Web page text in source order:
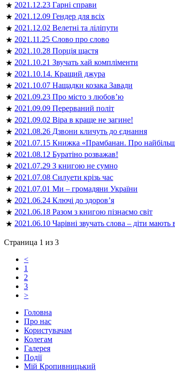
★ 2021.12.23 Гарні справи
★ 2021.12.09 Гендер для всіх
★ 2021.12.02 Велетні та ліліпути
★ 2021.11.25 Слово про слово
★ 2021.10.28 Порція щастя
★ 2021.10.21 Звучать хай компліменти
★ 2021.10.14. Кращий джура
★ 2021.10.07 Нащадки козака Завади
★ 2021.09.23 Про місто з любов’ю
★ 2021.09.09 Перерваний політ
★ 2021.09.02 Віра в краще не загине!
★ 2021.08.26 Дзвони кличуть до єднання
★ 2021.07.15 Книжка «Прамбанан. Про
★ 2021.08.12 Буратіно розважав!
★ 2021.07.29 З книгою не сумно
★ 2021.07.08 Силуети крізь час
★ 2021.07.01 Ми – громадяни України
★ 2021.06.24 Ключі до здоров’я
★ 2021.06.18 Разом з книгою пізнаємо світ
★ 2021.06.10 Чарівні звучать слова – діти мають
Страница 1 из 3
<
1
2
3
>
Головна
Про нас
Користувачам
Колегам
Галерея
Події
Мій Кропивницький